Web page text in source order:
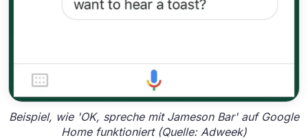
Beispiel, wie 'OK, spreche mit Jameson Bar' auf Google
Home funktioniert (Quelle: Adweek)